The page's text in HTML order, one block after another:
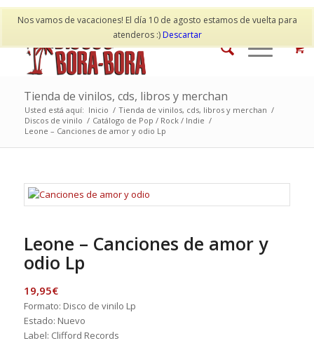
Nos vamos de vacaciones! El día 10 de agosto estamos de vuelta para
atenderos :)Descartar
Mi cuenta Contacto
Tienda de vinilos, cds, libros y merchan
Usted está aquí: Inicio / Tienda de vinilos, cds, libros y merchan /
Discos de vinilo / Catálogo de Pop / Rock / Indie /
Leone – Canciones de amor y odio Lp
Leone – Canciones de amor y
odio Lp
19,95€
Formato: Disco de vinilo Lp
Estado: Nuevo
Label: Clifford Records